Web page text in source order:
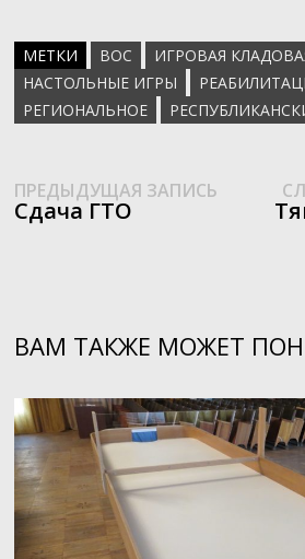
МЕТКИ ВОС ИГРОВАЯ
НАСТОЛЬНЫЕ ИГРЫ
РЕГИОНАЛЬНОЕ
Навигация
по
ПРЕДЫДУЩАЯ ЗАПИСЬ
запись:
Сдача ГТО
ВАМ ТАКЖЕ МОЖЕТ